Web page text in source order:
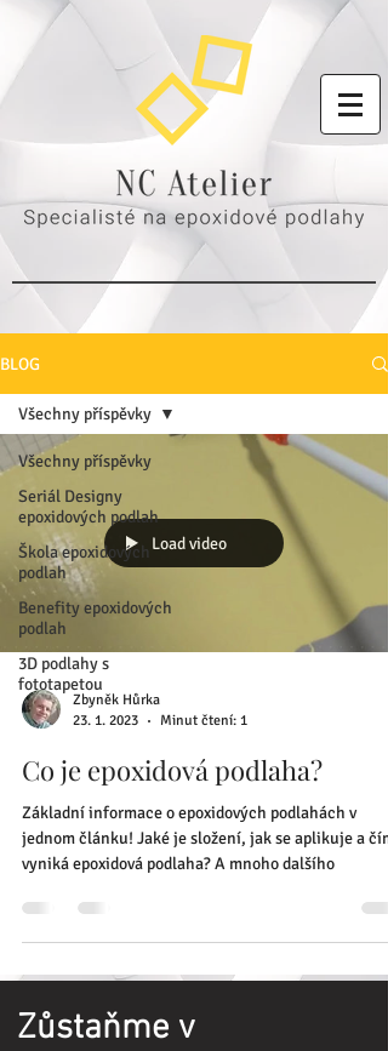
BLOG
Všechny příspěvky
Seriál Designy
epoxidových podlah
Škola epoxidových
podlah
Benefity epoxidových
podlah
3D podlahy s
fototapetou
Všechny příspěvky
Load video
Zbyněk Hůrka
23. 1. 2023
Minut čtení: 1
Co je epoxidová podlaha?
Základní informace o epoxidových podlahách v
jednom článku! Jaké je složení, jak se aplikuje a čím
vyniká epoxidová podlaha? A mnoho dalšího
Zůstaňme v